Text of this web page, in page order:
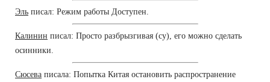
Эль писал: Режим работы Доступен.
Калинин писал: Просто разбрызгивая (су), его можно сделать
осинники.
Сюсева писала: Попытка Китая остановить распространение